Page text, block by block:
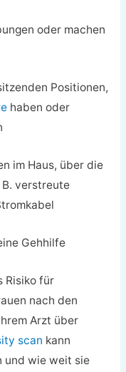
oder machen
Positionen,
haben oder
im Haus, über die
verstreute
Gehhilfe
Risiko für
nach den
Arzt über
scan kann
und wie weit sie